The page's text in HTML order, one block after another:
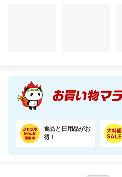
食品と日用品がお
得！